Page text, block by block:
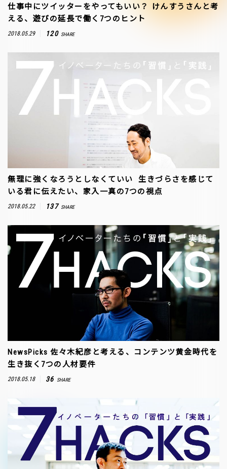
仕事中にツイッターをやってもいい？―― けんすうさんと考
える、遊びの延長で働く7つのヒント
2018.05.29 120 SHARE
無理に強くなろうとしなくていい ―― 生きづらさを感じて
いる君に伝えたい、家入一真の7つの視点
2018.05.22 137 SHARE
NewsPicks 佐々木紀彦と考える、コンテンツ黄金時代を
生き抜く7つの人材要件
2018.05.18 36 SHARE